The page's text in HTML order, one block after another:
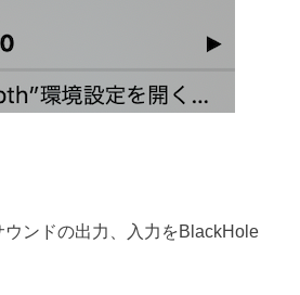
ウンドの出力、入力をBlackHole